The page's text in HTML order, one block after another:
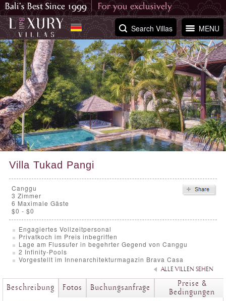
MENU
Search Villas
Villa Tukad Pangi
Canggu
3 Zimmer
6 Maximale Gäste
$0 - $0
Engagiertes Vollzeitpersonal
Privatkoch im Preis inbegriffen
Lage am Flussufer in begehrter Gegend von Canggu
2 Infinity-Pools
Vorgestellt im Innenarchitekturmagazin Brava Casa
ALLE VILLEN SEHEN
Beschreibung Fotos Buchungsanfrage
Preise &
Bedingungen